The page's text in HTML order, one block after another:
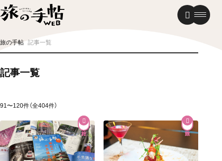
旅の手帖 記事一覧
記事一覧
91〜120件（全404件）
温泉
グルメ
街歩き